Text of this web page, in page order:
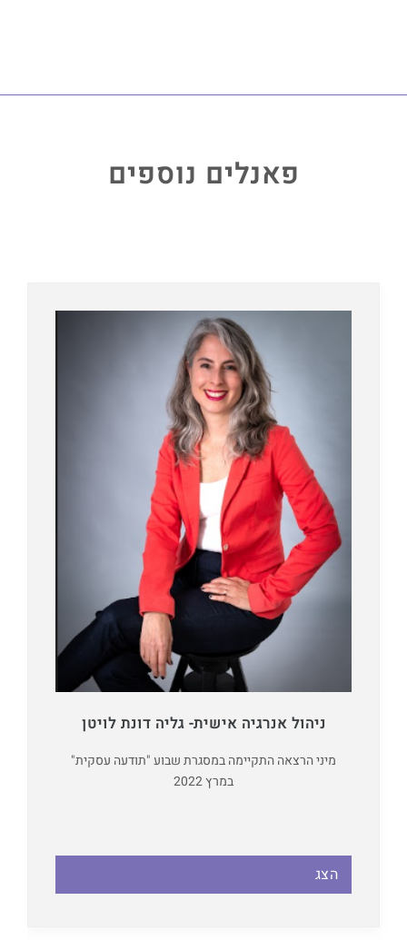
פאנלים נוספים
ניהול אנרגיה אישית- גליה דונת לויטן
מיני הרצאה התקיימה במסגרת שבוע "תודעה עסקית"
במרץ 2022
הצג